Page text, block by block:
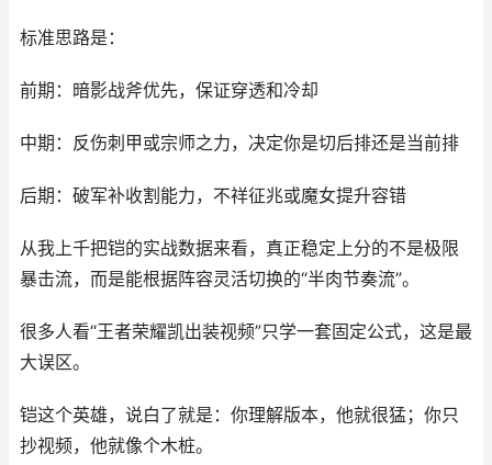
标准思路是：
前期：暗影战斧优先，保证穿透和冷却
中期：反伤刺甲或宗师之力，决定你是切后排还是当前排
后期：破军补收割能力，不祥征兆或魔女提升容错
从我上千把铠的实战数据来看，真正稳定上分的不是极限
暴击流，而是能根据阵容灵活切换的“半肉节奏流”。
很多人看“王者荣耀凯出装视频”只学一套固定公式，这是最
大误区。
铠这个英雄，说白了就是：你理解版本，他就很猛；你只
抄视频，他就像个木桩。